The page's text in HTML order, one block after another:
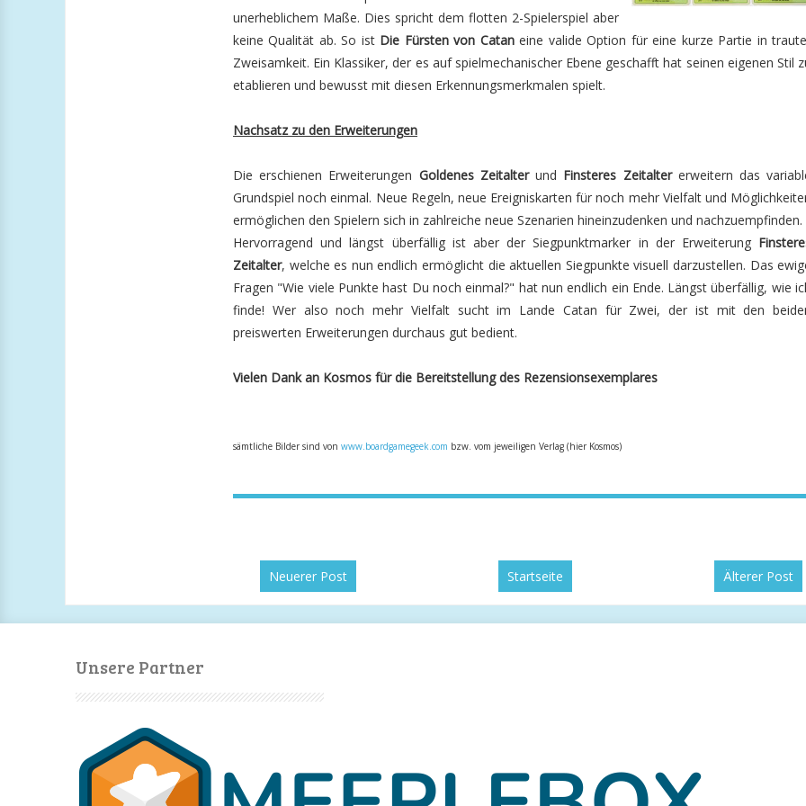
unerheblichem Maße. Dies spricht dem flotten 2-Spielerspiel aber
keine Qualität ab. So ist Die Fürsten von Cataneine valide Option für eine kurze Partie in
Zweisamkeit. Ein Klassiker, der es auf spielmechanischer Ebene geschafft hat seinen eigenen Stil
etablieren und bewusst mit diesen Erkennungsmerkmalen spielt.
Nachsatz zu den Erweiterungen
Die erschienen Erweiterungen Goldenes Zeitalterund Finsteres Zeitaltererweitern das
Grundspiel noch einmal. Neue Regeln, neue Ereigniskarten für noch mehr Vielfalt und
ermöglichen den Spielern sich in zahlreiche neue Szenarien hineinzudenken und nachzuempfinden.
Hervorragend und längst überfällig ist aber der Siegpunktmarker in der Erweiterung
Zeitalter, welche es nun endlich ermöglicht die aktuellen Siegpunkte visuell darzustellen. Das
Fragen "Wie viele Punkte hast Du noch einmal?" hat nun endlich ein Ende. Längst überfällig, wie
finde! Wer also noch mehr Vielfalt sucht im Lande Catan für Zwei, der ist mit den
preiswerten Erweiterungen durchaus gut bedient.
Vielen Dank an Kosmos für die Bereitstellung des Rezensionsexemplares
sämtliche Bilder sind von www.boardgamegeek.com bzw. vom jeweiligen Verlag (hier Kosmos)
Neuerer Post Älterer Post
Startseite
Unsere Partner